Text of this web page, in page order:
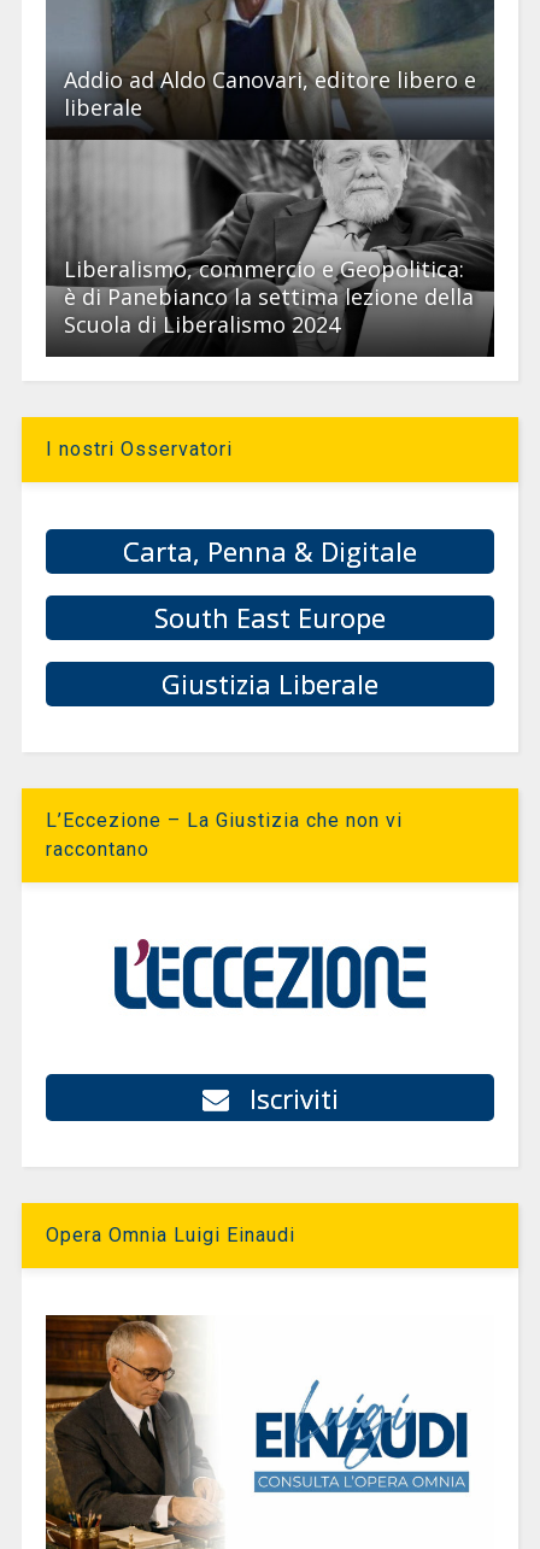
Addio ad Aldo Canovari, editore libero e
liberale
Liberalismo, commercio e Geopolitica:
è di Panebianco la settima lezione della
Scuola di Liberalismo 2024
I nostri Osservatori
Carta, Penna & Digitale
South East Europe
Giustizia Liberale
L’Eccezione – La Giustizia che non vi
raccontano
Iscriviti
Opera Omnia Luigi Einaudi